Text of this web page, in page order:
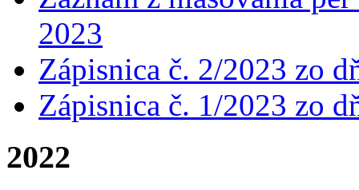
2023
Zápisnica č. 2/2023 zo
Zápisnica č. 1/2023 zo
2022